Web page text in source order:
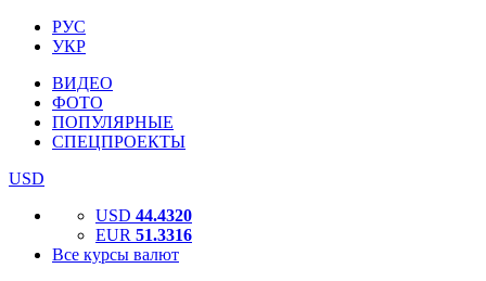
РУС
УКР
ВИДЕО
ФОТО
ПОПУЛЯРНЫЕ
СПЕЦПРОЕКТЫ
USD
USD 44.4320
EUR 51.3316
Все курсы валют